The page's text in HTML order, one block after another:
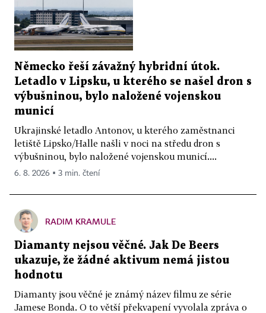
Německo řeší závažný hybridní útok.
Letadlo v Lipsku, u kterého se našel dron s
výbušninou, bylo naložené vojenskou
municí
Ukrajinské letadlo Antonov, u kterého zaměstnanci
letiště Lipsko/Halle našli v noci na středu dron s
výbušninou, bylo naložené vojenskou municí....
6. 8. 2026 ▪ 3 min. čtení
RADIM KRAMULE
Diamanty nejsou věčné. Jak De Beers
ukazuje, že žádné aktivum nemá jistou
hodnotu
Diamanty jsou věčné je známý název filmu ze série
Jamese Bonda. O to větší překvapení vyvolala zpráva o